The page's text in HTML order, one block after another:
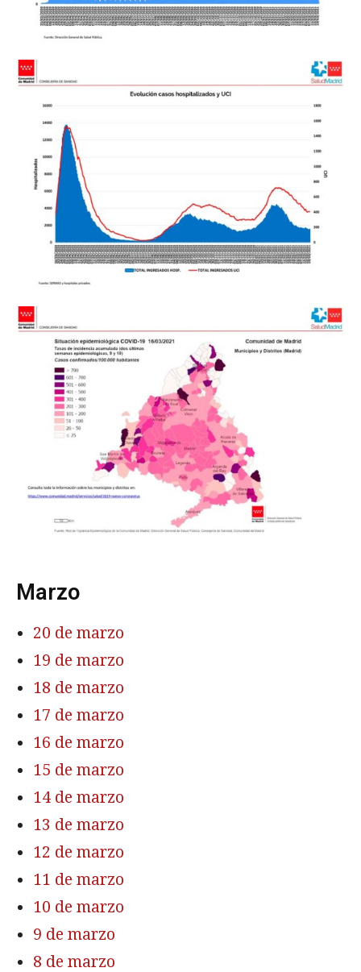
Marzo
20 de marzo
19 de marzo
18 de marzo
17 de marzo
16 de marzo
15 de marzo
14 de marzo
13 de marzo
12 de marzo
11 de marzo
10 de marzo
9 de marzo
8 de marzo